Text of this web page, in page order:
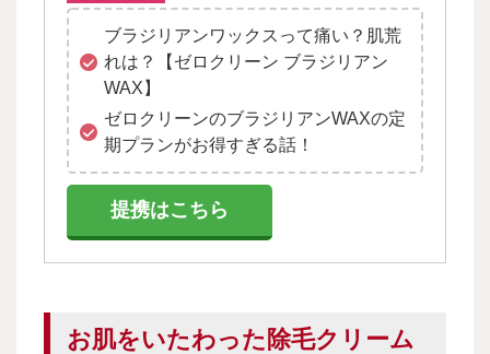
ブラジリアンワックスって痛い？肌荒
れは？【ゼロクリーン ブラジリアン
WAX】
ゼロクリーンのブラジリアンWAXの定
期プランがお得すぎる話！
提携はこちら
お肌をいたわった除毛クリーム